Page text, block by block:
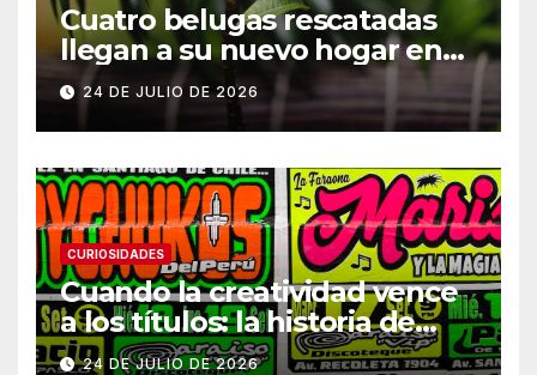
Cuatro belugas rescatadas
llegan a su nuevo hogar en
Chicago
24 DE JULIO DE 2026
CURIOSIDADES
Cuando la creatividad vence
a los títulos: la historia de
Armani
24 DE JULIO DE 2026